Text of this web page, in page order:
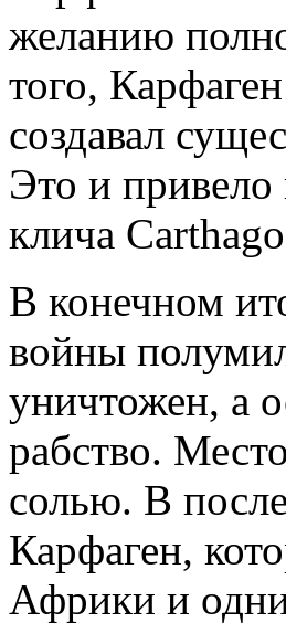
желанию
того,
создавал
Это и привело
клича
В конечном
войны
уничтожен, а
рабство.
солью. В
Карфаген,
Африки и